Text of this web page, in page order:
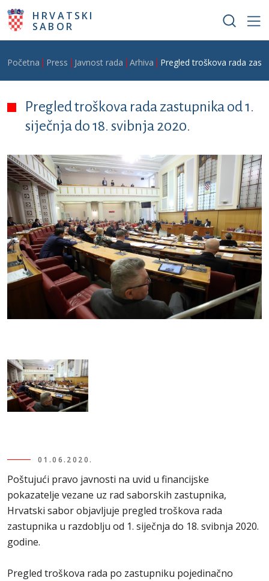
Skoči na glavni sadržaj
HRVATSKI
SABOR
Breadcrumb
Početna Press Javnost rada Arhiva Pregled troškova rada
Pregled troškova rada zastupnika od 1.
siječnja do 18. svibnja 2020.
01.06.2020.
Poštujući pravo javnosti na uvid u financijske
pokazatelje vezane uz rad saborskih zastupnika,
Hrvatski sabor objavljuje pregled troškova rada
zastupnika u razdoblju od 1. siječnja do 18. svibnja 2020.
godine.
Pregled troškova rada po zastupniku pojedinačno